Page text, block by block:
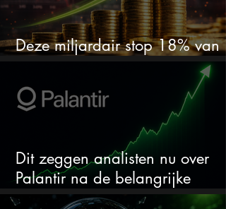
Deze miljardair stop 18% van
zijn vermogen in één aandeel
Dit zeggen analisten nu over
Palantir na de belangrijke
kwartaalcijfers